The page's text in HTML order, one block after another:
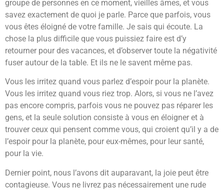
groupe de personnes en ce moment, vieilles âmes, et vous
savez exactement de quoi je parle. Parce que parfois, vous
vous êtes éloigné de votre famille. Je sais qui écoute. La
chose la plus difficile que vous puissiez faire est d’y
retourner pour des vacances, et d’observer toute la négativité
fuser autour de la table. Et ils ne le savent même pas.
Vous les irritez quand vous parlez d’espoir pour la planète.
Vous les irritez quand vous riez trop. Alors, si vous ne l’avez
pas encore compris, parfois vous ne pouvez pas réparer les
gens, et la seule solution consiste à vous en éloigner et à
trouver ceux qui pensent comme vous, qui croient qu’il y a de
l’espoir pour la planète, pour eux-mêmes, pour leur santé,
pour la vie.
Dernier point, nous l’avons dit auparavant, la joie peut être
contagieuse. Vous ne livrez pas nécessairement une rude